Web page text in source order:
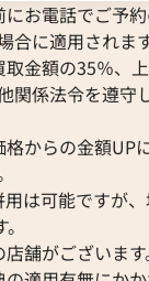
お電話でご予
に適用されます
金額の35％、
関係法令を遵守
からの金額UP
は可能ですが
舗がございます